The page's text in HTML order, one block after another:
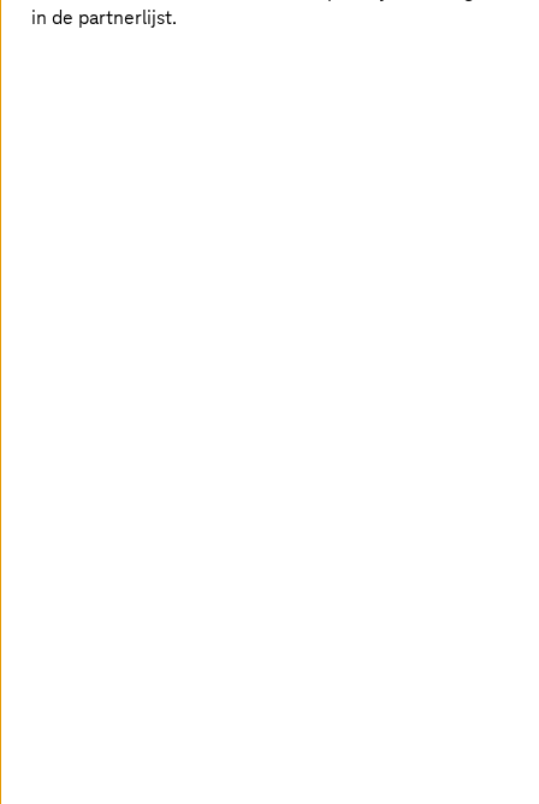
beheren door migratie naar Azure. Ongeacht of je werkt
in de partnerlijst.